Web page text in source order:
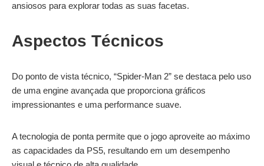
ansiosos para explorar todas as suas facetas.
Aspectos Técnicos
Do ponto de vista técnico, “Spider-Man 2” se destaca pelo uso
de uma engine avançada que proporciona gráficos
impressionantes e uma performance suave.
A tecnologia de ponta permite que o jogo aproveite ao máximo
as capacidades da PS5, resultando em um desempenho